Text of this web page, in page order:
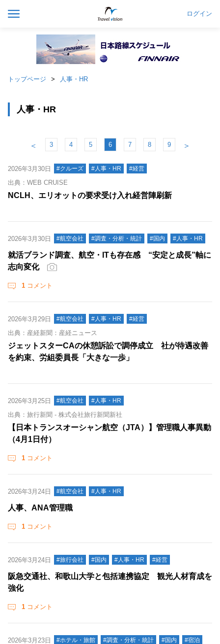
ログイン
トップページ 人事・HR
人事・HR
＜ 3 4 5 6 7 8 9 ＞
2026年3月30日 #クルーズ #人事・HR #経営
出典：WEB CRUISE
NCLH、エリオットの要求受け入れ経営陣刷新
2026年3月30日 #航空会社 #調査・分析・統計 #国内 #人事・HR
就活ブランド調査、航空・ITも存在感 “安定と成長”軸に
志向変化
1 コメント
2026年3月29日 #航空会社 #人事・HR #経営
出典：産経新聞：産経ニュース
ジェットスターCAの休憩訴訟で調停成立 社が待遇改善
を約束、労組委員長「大きな一歩」
2026年3月25日 #航空会社 #人事・HR
出典：旅行新聞 - 株式会社旅行新聞新社
【日本トランスオーシャン航空（JTA）】管理職人事異動
（4月1日付）
1 コメント
2026年3月24日 #航空会社 #人事・HR
人事、ANA管理職
1 コメント
2026年3月24日 #旅行会社 #国内 #人事・HR #経営
阪急交通社、和歌山大学と包括連携協定 観光人材育成を
強化
1 コメント
2026年3月23日 #ホテル・旅館 #調査・分析・統計 #国内
#宿泊